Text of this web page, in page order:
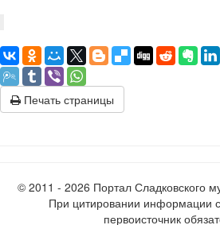
Печать страницы
© 2011 - 2026 Портал Сладковского
При цитировании информации
первоисточник